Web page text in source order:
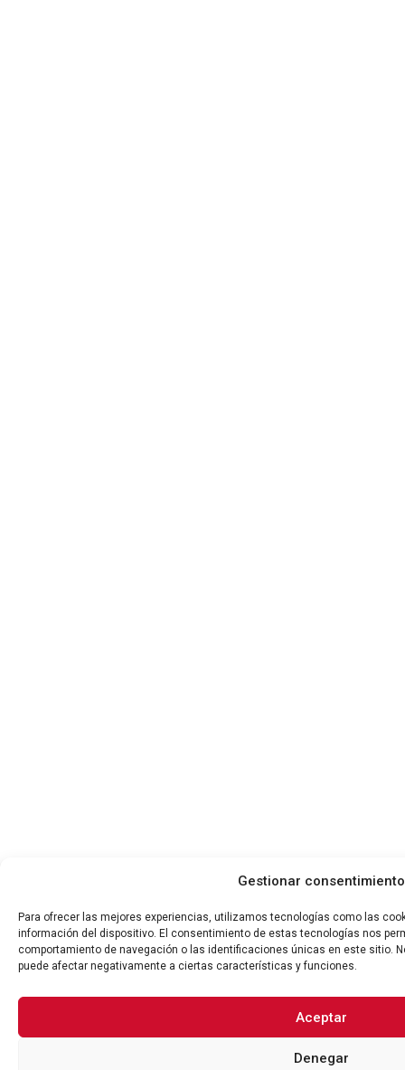
Gestionar consentimiento
Para ofrecer las mejores experiencias, utilizamos tecnologías como las
información del dispositivo. El consentimiento de estas tecnologías nos
comportamiento de navegación o las identificaciones únicas en este sitio.
puede afectar negativamente a ciertas características y funciones.
Aceptar
Denegar